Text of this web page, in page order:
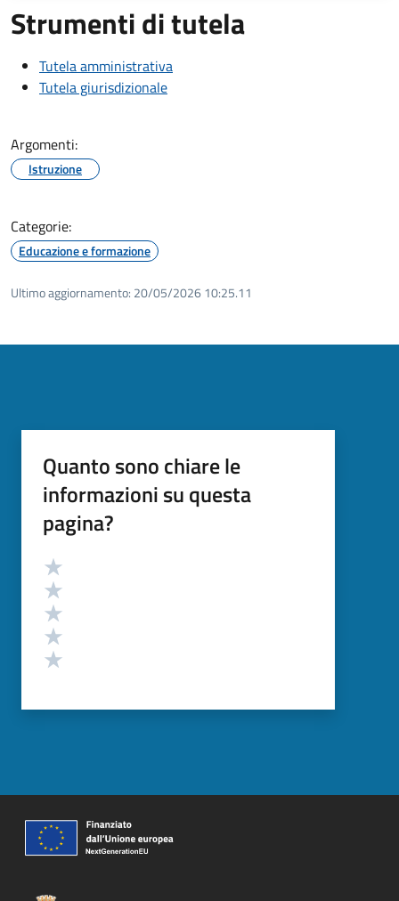
Strumenti di tutela
Tutela amministrativa
Tutela giurisdizionale
Argomenti:
Istruzione
Categorie:
Educazione e formazione
Ultimo aggiornamento: 20/05/2026 10:25.11
Quanto sono chiare le
informazioni su questa
pagina?
Valutazione